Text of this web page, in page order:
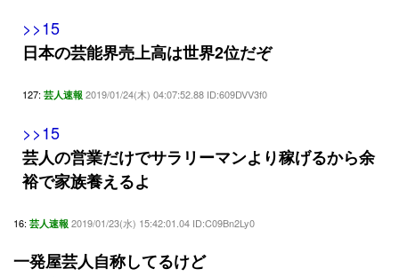
>>15
日本の芸能界売上高は世界2位だぞ
127: 芸人速報 2019/01/24(木) 04:07:52.88 ID:609DVV3f0
>>15
芸人の営業だけでサラリーマンより稼げるから余
裕で家族養えるよ
16: 芸人速報 2019/01/23(水) 15:42:01.04 ID:C09Bn2Ly0
一発屋芸人自称してるけど